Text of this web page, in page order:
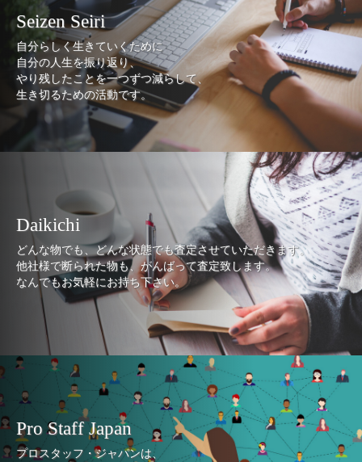
Seizen Seiri
自分らしく生きていくために
自分の人生を振り返り、
やり残したことを一つずつ減らして、
生き切るための活動です。
Daikichi
どんな物でも、どんな状態でも査定させていただきます。
他社様で断られた物も、がんばって査定致します。
なんでもお気軽にお持ち下さい。
Pro Staff Japan
プロスタッフ・ジャパンは、